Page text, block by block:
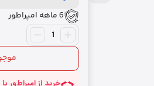
6 ماهه امپراطور